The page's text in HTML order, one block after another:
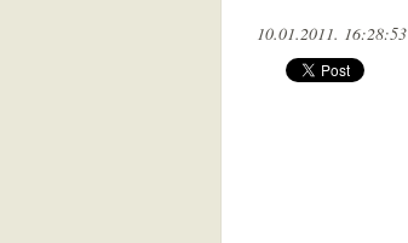
10.01.2011. 16:28:53